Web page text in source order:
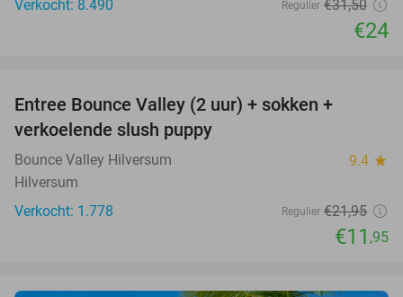
Verkocht: 8.490
Regulier €31,50
€24
Entree Bounce Valley (2 uur) + sokken +
verkoelende slush puppy
Bounce Valley Hilversum 9.4 star
Hilversum
Verkocht: 1.778
Regulier €21,95
€11 ,95